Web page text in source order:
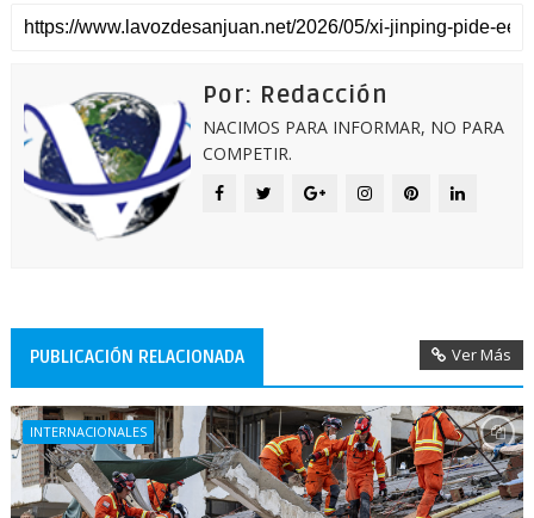
Por: Redacción
NACIMOS PARA INFORMAR, NO PARA
COMPETIR.
PUBLICACIÓN RELACIONADA Ver Más
INTERNACIONALES